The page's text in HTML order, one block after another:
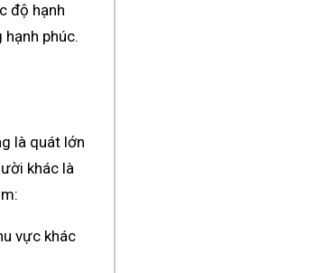
độ hạnh
phúc.
là quát lớn
khác là
vực khác